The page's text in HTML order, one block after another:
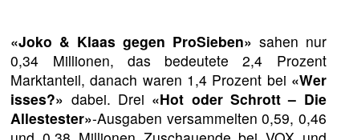
«Joko & Klaas gegen ProSieben» sahen nur
0,34 Millionen, das bedeutete 2,4 Prozent
Marktanteil, danach waren 1,4 Prozent bei «Wer
isses?» dabei. Drei «Hot oder Schrott – Die
Allestester»-Ausgaben versammelten 0,59, 0,46